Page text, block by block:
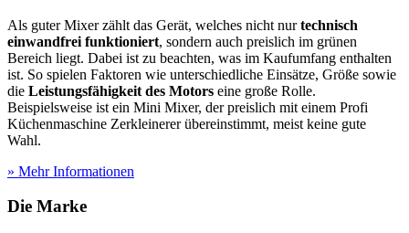
Als guter Mixer zählt das Gerät, welches nicht nurtechnisch
einwandfrei funktioniert, sondern auch preislich im grünen
Bereich liegt. Dabei ist zu beachten, was im Kaufumfang enthalten
ist. So spielen Faktoren wie unterschiedliche Einsätze, Größe sowie
die Leistungsfähigkeit des Motors eine große Rolle.
Beispielsweise ist ein Mini Mixer, der preislich mit einem Profi
Küchenmaschine Zerkleinerer übereinstimmt, meist keine gute
Wahl.
» Mehr Informationen
Die Marke